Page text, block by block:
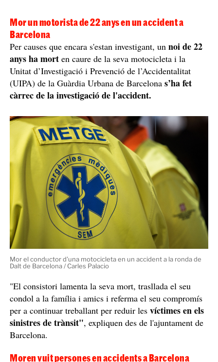
Mor un motorista de 22 anys en un accident a
Barcelona
Per causes que encara s'estan investigant, un noi de 22
anys ha mort en caure de la seva motocicleta i la
Unitat d’Investigació i Prevenció de l’Accidentalitat
(UIPA) de la Guàrdia Urbana de Barcelona s’ha fet
càrrec de la investigació de l'accident.
Mor el conductor d'una motocicleta en un accident a la ronda de
Dalt de Barcelona / Carles Palacio
"El consistori lamenta la seva mort, trasllada el seu
condol a la família i amics i referma el seu compromís
per a continuar treballant per reduir les víctimes en els
sinistres de trànsit", expliquen des de l'ajuntament de
Barcelona.
Moren vuit persones en accidents a Barcelona